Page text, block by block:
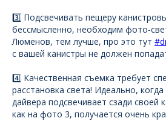
3️⃣ Подсвечивать пещеру
бессмысленно, необходим фото-
Люменов, тем лучше, про это тут
с вашей канистры не должен
4️⃣ Качественная съемка требует
расстановка света! Идеально,
дайвера подсвечивает сзади своей
как на фото 3, получается очень